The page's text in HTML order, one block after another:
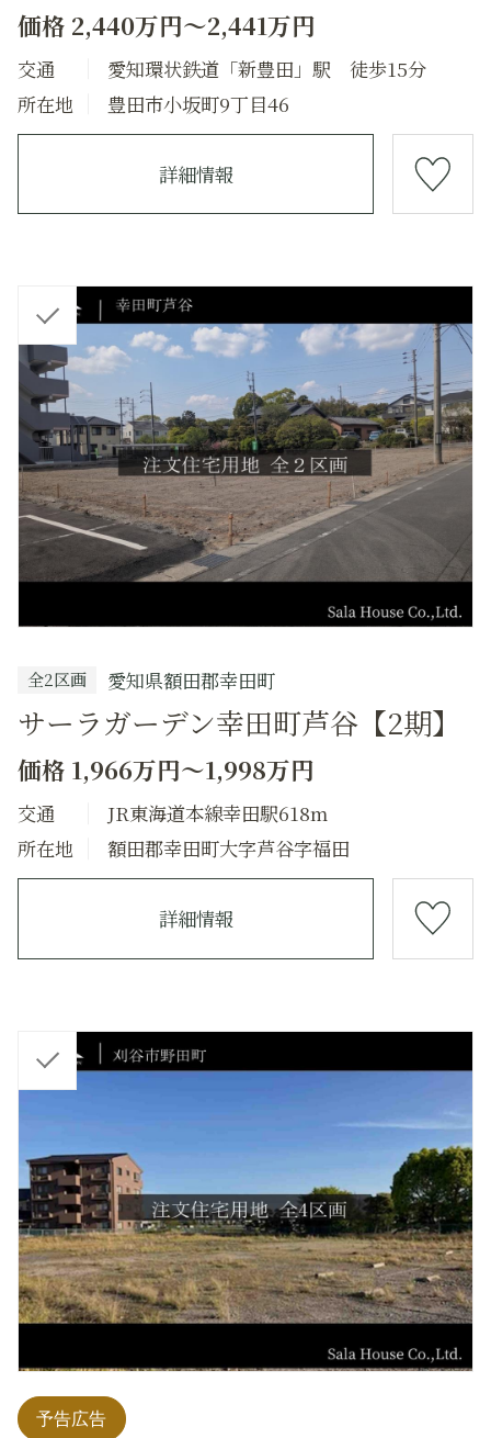
価格 2,440万円～2,441万円
交通
愛知環状鉄道「新豊田」駅 徒歩15分
所在地
豊田市小坂町9丁目46
詳細情報
ッ
ク
全2区画 愛知県額田郡幸田町
サーラガーデン幸田町芦谷【2期】
価格 1,966万円～1,998万円
交通
JR東海道本線幸田駅618m
所在地
額田郡幸田町大字芦谷字福田
詳細情報
ク
予告広告